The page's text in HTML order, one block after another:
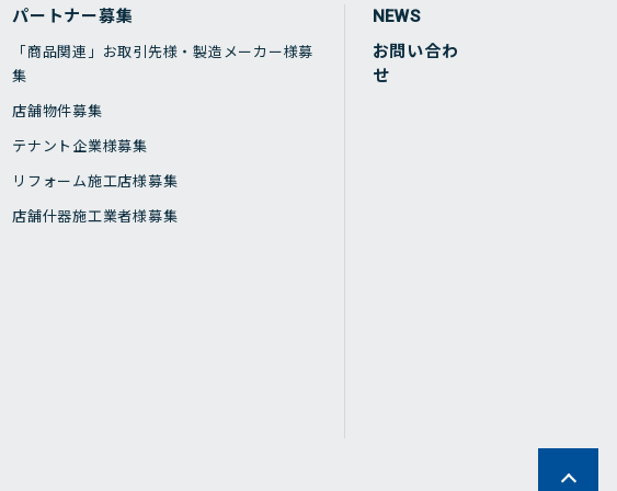
パートナー募集
「商品関連」お取引先様・製造メーカー様募
集
店舗物件募集
テナント企業様募集
リフォーム施工店様募集
店舗什器施工業者様募集
NEWS
お問い合わ
せ